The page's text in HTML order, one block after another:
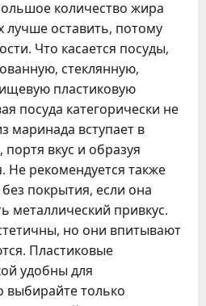
количество жира
лучше оставить, потому
Что касается посуды,
стеклянную,
пластиковую
посуда категорически не
маринада вступает в
вкус и образуя
Не рекомендуется также
покрытия, если она
металлический привкус.
но они впитывают
Пластиковые
удобны для
выбирайте только